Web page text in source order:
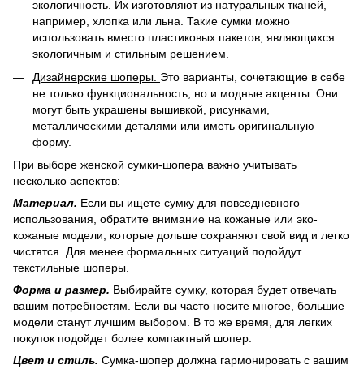
экологичность. Их изготовляют из натуральных тканей,
например, хлопка или льна. Такие сумки можно
использовать вместо пластиковых пакетов, являющихся
экологичным и стильным решением.
Дизайнерские шоперы. Это варианты, сочетающие в себе
не только функциональность, но и модные акценты. Они
могут быть украшены вышивкой, рисунками,
металлическими деталями или иметь оригинальную
форму.
При выборе женской сумки-шопера важно учитывать
несколько аспектов:
Материал. Если вы ищете сумку для повседневного
использования, обратите внимание на кожаные или эко-
кожаные модели, которые дольше сохраняют свой вид и легко
чистятся. Для менее формальных ситуаций подойдут
текстильные шоперы.
Форма и размер. Выбирайте сумку, которая будет отвечать
вашим потребностям. Если вы часто носите многое, большие
модели станут лучшим выбором. В то же время, для легких
покупок подойдет более компактный шопер.
Цвет и стиль. Сумка-шопер должна гармонировать с вашим